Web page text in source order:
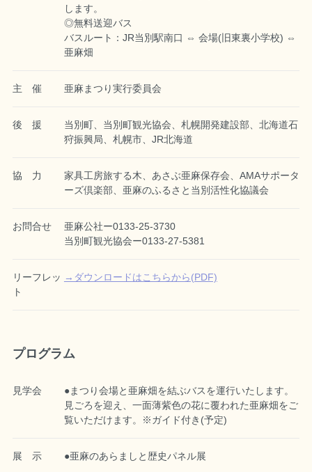
します。
◎無料送迎バス
バスルート：JR当別駅南口 ⇔ 会場(旧東裏小学校) ⇔
亜麻畑
主 催 亜麻まつり実行委員会
後 援
当別町、当別町観光協会、札幌開発建設部、北海道石
狩振興局、札幌市、JR北海道
協 力
家具工房旅する木、あさぶ亜麻保存会、AMAサポータ
ーズ倶楽部、亜麻のふるさと当別活性化協議会
お問合せ
亜麻公社ー0133-25-3730
当別町観光協会ー0133-27-5381
リーフレッ
ト
→ダウンロードはこちらから(PDF)
プログラム
見学会
●まつり会場と亜麻畑を結ぶバスを運行いたします。
見ごろを迎え、一面薄紫色の花に覆われた亜麻畑をご
覧いただけます。※ガイド付き(予定)
展 示 ●亜麻のあらましと歴史パネル展